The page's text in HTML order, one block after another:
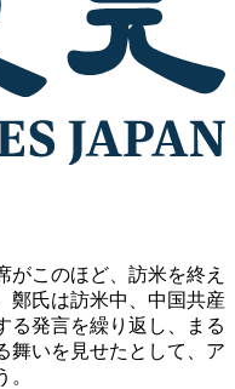
がこのほど、訪米を終え
鄭氏は訪米中、中国共産
る発言を繰り返し、まる
舞いを見せたとして、ア